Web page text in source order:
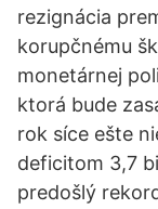
rezignácia
korupčnému
monetárnej
ktorá bude
rok síce ešte
deficitom 3,7
predošlý